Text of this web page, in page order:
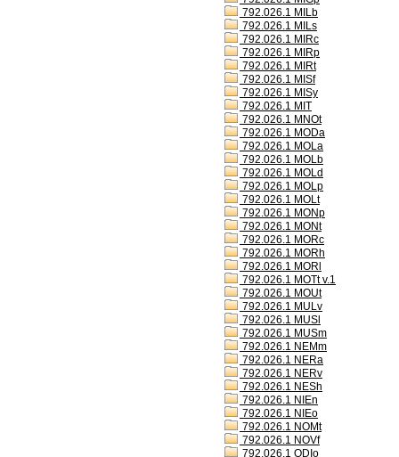
792.026.1 MILb
792.026.1 MILs
792.026.1 MIRc
792.026.1 MIRp
792.026.1 MIRt
792.026.1 MISf
792.026.1 MISy
792.026.1 MIT
792.026.1 MNOt
792.026.1 MODa
792.026.1 MOLa
792.026.1 MOLb
792.026.1 MOLd
792.026.1 MOLp
792.026.1 MOLt
792.026.1 MONp
792.026.1 MONt
792.026.1 MORc
792.026.1 MORh
792.026.1 MORl
792.026.1 MOTt v.1
792.026.1 MOUt
792.026.1 MULv
792.026.1 MUSl
792.026.1 MUSm
792.026.1 NEMm
792.026.1 NERa
792.026.1 NERv
792.026.1 NESh
792.026.1 NIEn
792.026.1 NIEo
792.026.1 NOMt
792.026.1 NOVf
792.026.1 ODIo